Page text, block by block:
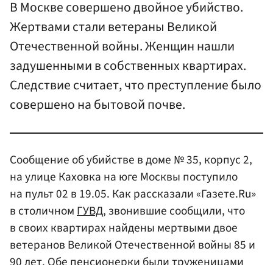
В Москве совершено двойное убийство.
Жертвами стали ветераны Великой
Отечественной войны. Женщин нашли
задушенными в собственных квартирах.
Следствие считает, что преступление было
совершено на бытовой почве.
Сообщение об убийстве в доме № 35, корпус 2,
на улице Каховка на юге Москвы поступило
на пульт 02 в 19.05. Как рассказали «Газете.Ru»
в столичном ГУВД, звонившие сообщили, что
в своих квартирах найдены мертвыми двое
ветеранов Великой Отечественной войны 85 и